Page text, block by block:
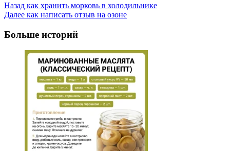
Post
Navigation
Назад как хранить морковь в холодильнике
Далее как написать отзыв на озоне
Больше историй